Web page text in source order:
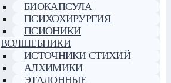
БИОКАПСУЛА
ПСИХОХИРУРГИЯ
ПСИОНИКИ
ВОЛШЕБНИКИ
ИСТОЧНИКИ СТИХИЙ
АЛХИМИКИ
ЭТАЛОННЫЕ